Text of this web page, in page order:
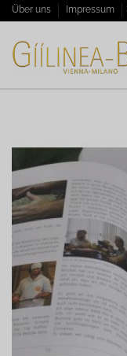
Über uns Impressum